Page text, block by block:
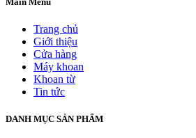
Trang chủ
Giới thiệu
Cửa hàng
Máy khoan
Khoan từ
Tin tức
DANH MỤC SẢN PHẨM